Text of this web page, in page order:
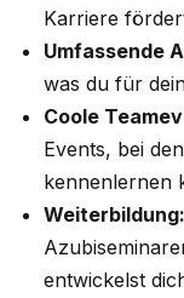
Karriere
Umfassende
was du für
Coole
Events, bei
kennenlernen
Weiterbildung:
entwickelst